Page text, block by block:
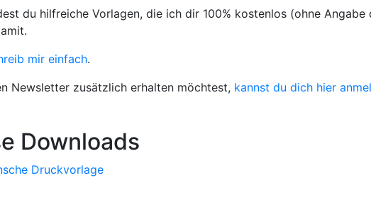
du hilfreiche Vorlagen, die ich dir 100% kostenlos (ohne
mir einfach.
Newsletter zusätzlich erhalten möchtest, kannst du dich hier
Downloads
Druckvorlage